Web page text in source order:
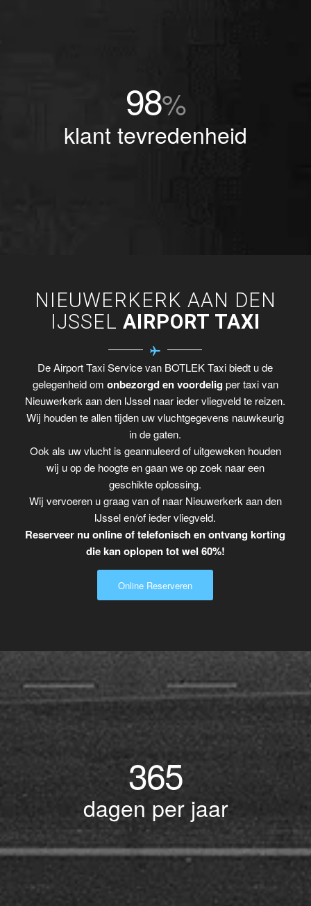
98%
klant tevredenheid
NIEUWERKERK AAN DEN
IJSSEL AIRPORT TAXI
De Airport Taxi Service van BOTLEK Taxi biedt u de
gelegenheid om onbezorgd en voordelig per taxi van
Nieuwerkerk aan den IJssel naar ieder vliegveld te reizen.
Wij houden te allen tijden uw vluchtgegevens nauwkeurig
in de gaten.
Ook als uw vlucht is geannuleerd of uitgeweken houden
wij u op de hoogte en gaan we op zoek naar een
geschikte oplossing.
Wij vervoeren u graag van of naar Nieuwerkerk aan den
IJssel en/of ieder vliegveld.
Reserveer nu online of telefonisch en ontvang korting
die kan oplopen tot wel 60%!
Online Reserveren
365
dagen per jaar